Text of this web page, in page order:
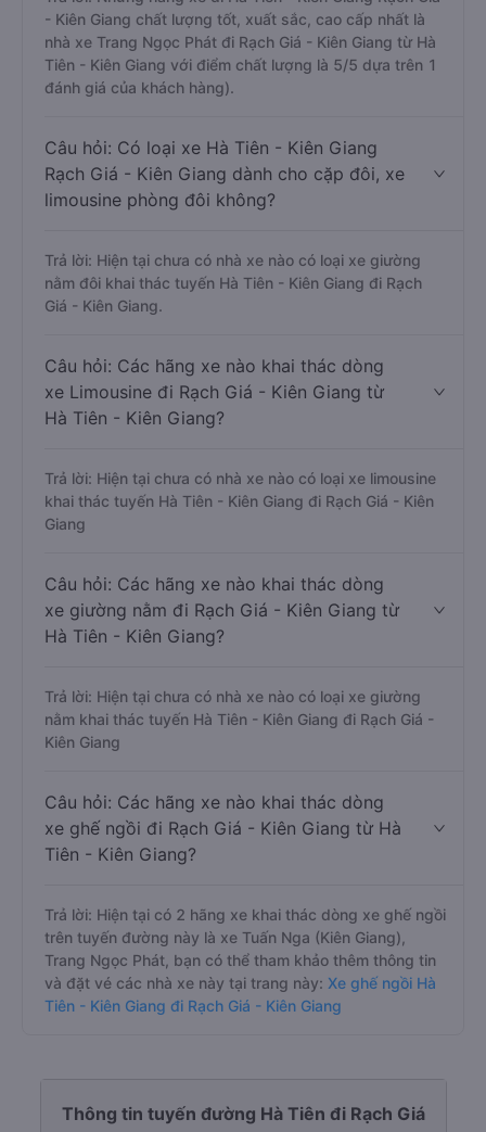
- Kiên Giang chất lượng tốt, xuất sắc, cao cấp nhất là
nhà xe Trang Ngọc Phát đi Rạch Giá - Kiên Giang từ Hà
Tiên - Kiên Giang với điểm chất lượng là 5/5 dựa trên 1
đánh giá của khách hàng).
Câu hỏi: Có loại xe Hà Tiên - Kiên Giang
Rạch Giá - Kiên Giang dành cho cặp đôi, xe
limousine phòng đôi không?
Trả lời: Hiện tại chưa có nhà xe nào có loại xe giường
nằm đôi khai thác tuyến Hà Tiên - Kiên Giang đi Rạch
Giá - Kiên Giang.
Câu hỏi: Các hãng xe nào khai thác dòng
xe Limousine đi Rạch Giá - Kiên Giang từ
Hà Tiên - Kiên Giang?
Trả lời: Hiện tại chưa có nhà xe nào có loại xe limousine
khai thác tuyến Hà Tiên - Kiên Giang đi Rạch Giá - Kiên
Giang
Câu hỏi: Các hãng xe nào khai thác dòng
xe giường nằm đi Rạch Giá - Kiên Giang từ
Hà Tiên - Kiên Giang?
Trả lời: Hiện tại chưa có nhà xe nào có loại xe giường
nằm khai thác tuyến Hà Tiên - Kiên Giang đi Rạch Giá -
Kiên Giang
Câu hỏi: Các hãng xe nào khai thác dòng
xe ghế ngồi đi Rạch Giá - Kiên Giang từ Hà
Tiên - Kiên Giang?
Trả lời: Hiện tại có 2 hãng xe khai thác dòng xe ghế ngồi
trên tuyến đường này là xe Tuấn Nga (Kiên Giang),
Trang Ngọc Phát, bạn có thể tham khảo thêm thông tin
và đặt vé các nhà xe này tại trang này: Xe ghế ngồi Hà
Tiên - Kiên Giang đi Rạch Giá - Kiên Giang
Thông tin tuyến đường Hà Tiên đi Rạch Giá